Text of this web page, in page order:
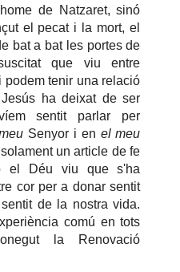
de Natzaret, sinó
el pecat i la mort, el
bat a bat les portes de
que viu entre
podem tenir una relació
ha deixat de ser
sentit parlar per
Senyor i en el meu
un article de fe
el Déu viu que s'ha
cor per a donar sentit
de la nostra vida.
comú en tots
la Renovació